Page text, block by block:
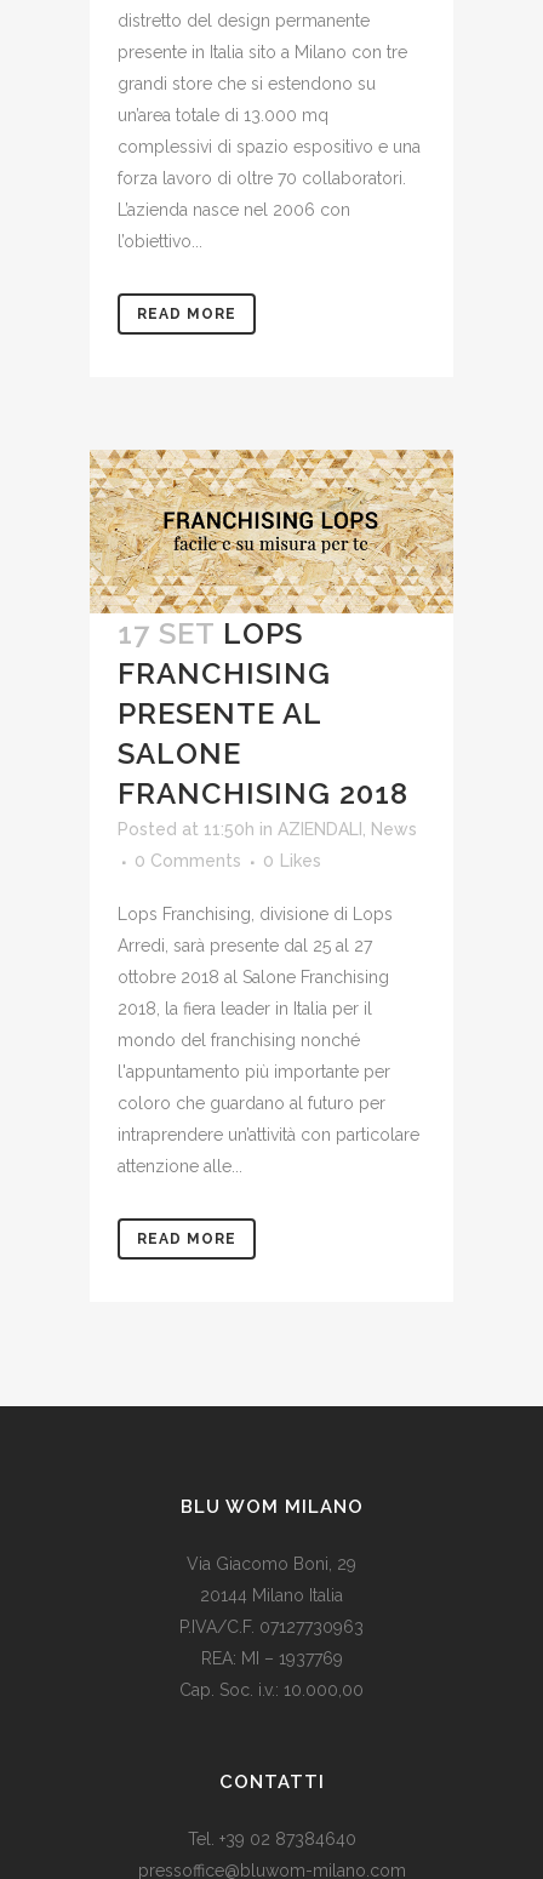
distretto del design permanente
presente in Italia sito a Milano con tre
grandi store che si estendono su
un’area totale di 13.000 mq
complessivi di spazio espositivo e una
forza lavoro di oltre 70 collaboratori.
L’azienda nasce nel 2006 con
l’obiettivo...
READ MORE
17 SET LOPS
FRANCHISING
PRESENTE AL
SALONE
FRANCHISING 2018
Posted at 11:50h in AZIENDALI
News
0 Comments
0 Likes
Lops Franchising, divisione di Lops
Arredi, sarà presente dal 25 al 27
ottobre 2018 al Salone Franchising
2018, la fiera leader in Italia per il
mondo del franchising nonché
l'appuntamento più importante per
coloro che guardano al futuro per
intraprendere un’attività con particolare
attenzione alle...
READ MORE
BLU WOM MILANO
Via Giacomo Boni, 29
20144 Milano Italia
P.IVA/C.F. 07127730963
REA: MI – 1937769
Cap. Soc. i.v.: 10.000,00
med dagens valutadevaluering må mange av oss ty til billige
stedet for dyre designerklokker.
CONTATTI
Tel. +39 02 87384640
pressoffice@bluwom-milano.com